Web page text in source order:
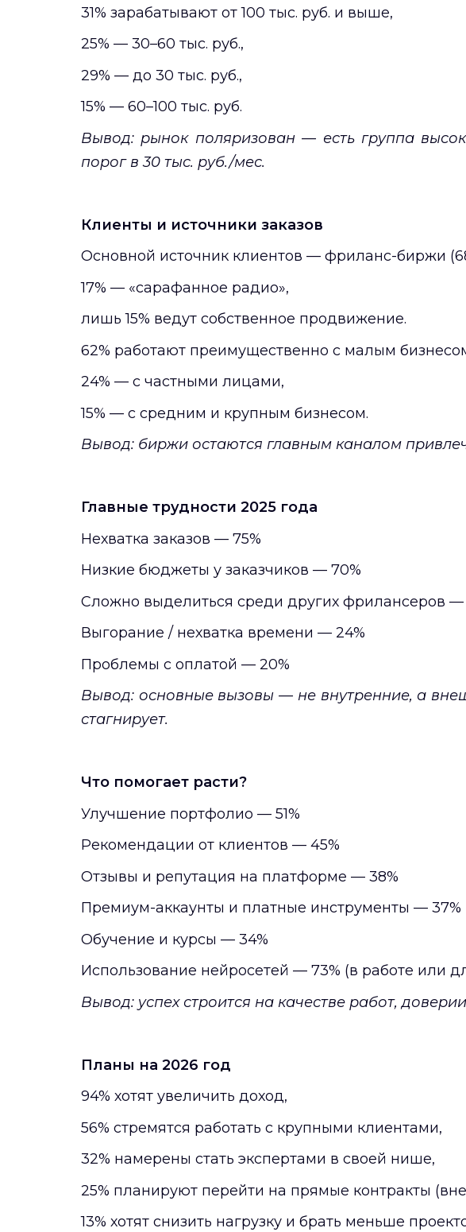
31% зарабатывают от 100 тыс. руб. и выше,
25% — 30–60 тыс. руб.,
29% — до 30 тыс. руб.,
15% — 60–100 тыс. руб.
Вывод: рынок поляризован — есть группа
порог в 30 тыс. руб./мес.
Клиенты и источники заказов
Основной источник клиентов — фриланс-биржи
17% — «сарафанное радио»,
лишь 15% ведут собственное продвижение.
62% работают преимущественно с малым
24% — с частными лицами,
15% — с средним и крупным бизнесом.
Вывод: биржи остаются главным каналом
Главные трудности 2025 года
Нехватка заказов — 75%
Низкие бюджеты у заказчиков — 70%
Сложно выделиться среди других фрилансеров —
Выгорание / нехватка времени — 24%
Проблемы с оплатой — 20%
Вывод: основные вызовы — не внутренние, а
стагнирует.
Что помогает расти?
Улучшение портфолио — 51%
Рекомендации от клиентов — 45%
Отзывы и репутация на платформе — 38%
Премиум-аккаунты и платные инструменты — 37%
Обучение и курсы — 34%
Использование нейросетей — 73% (в работе или
Вывод: успех строится на качестве работ,
Планы на 2026 год
94% хотят увеличить доход,
56% стремятся работать с крупными клиентами,
32% намерены стать экспертами в своей нише,
25% планируют перейти на прямые контракты
13% хотят снизить нагрузку и брать меньше